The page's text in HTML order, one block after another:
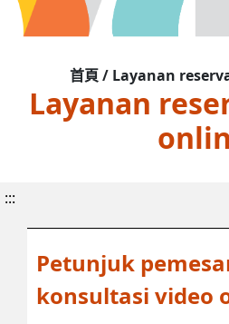
首頁 / Layanan
Layanan
:::
Petunjuk
konsultasi video